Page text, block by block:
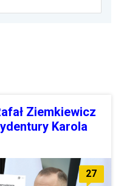
Ziemkiewicz
Karola
27